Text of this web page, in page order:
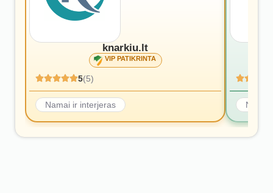
knarkiu.lt
VIP PATIKRINTA
5(5)
Namai ir interjeras